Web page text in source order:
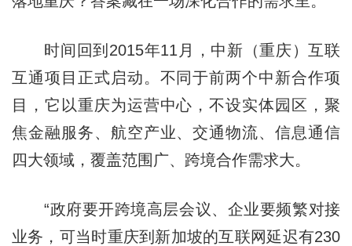
时间回到2015年11月，中新（重庆）互联
互通项目正式启动。不同于前两个中新合作项
目，它以重庆为运营中心，不设实体园区，聚
焦金融服务、航空产业、交通物流、信息通信
四大领域，覆盖范围广、跨境合作需求大。
“政府要开跨境高层会议、企业要频繁对接
业务，可当时重庆到新加坡的互联网延迟有230